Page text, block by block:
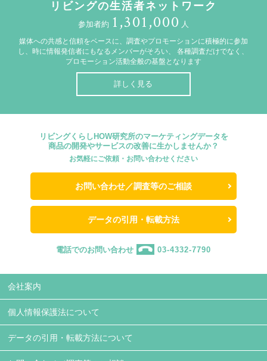
リビングの生活者ネットワーク
参加者約 1,301,000 人
媒体への共感と信頼をベースに、調査やプロモーションに積極的に参加
し、時に情報発信者にもなるメンバーがそろい、
各種調査だけでなく、
プロモーション活動全般の基盤となります
詳しく見る
リビングくらしHOW研究所のマーケティングデータを
商品の開発やサービスの改善に生かしませんか？
お気軽にご依頼・お問い合わせください
お問い合わせ／調査等のご相談
データの引用・転載方法
電話でのお問い合わせ 03-4332-7790
会社案内
個人情報保護法について
データの引用・転載方法について